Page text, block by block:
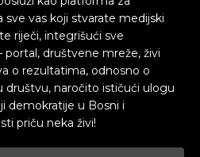
sve vas koji stvarate medijski
riječi, integrišući sve
portal, društvene mreže, živi
o rezultatima, odnosno o
naročito ističući ulogu
demokratije u Bosni i
priču neka živi!